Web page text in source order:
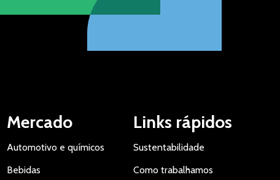
Mercado
Automotivo e químicos
Bebidas
Links rápidos
Sustentabilidade
Como trabalhamos